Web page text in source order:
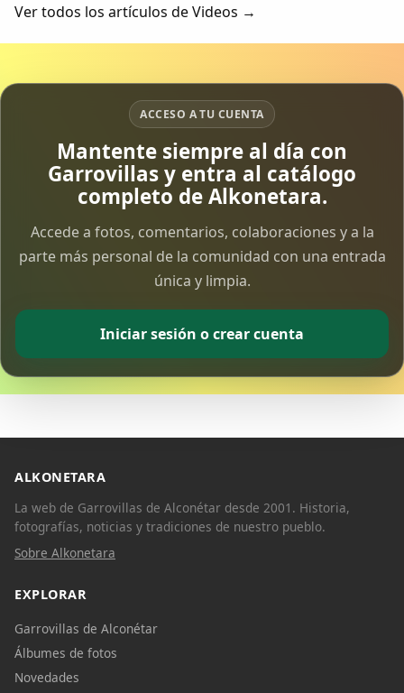
Ver todos los artículos de Videos →
ACCESO A TU CUENTA
Mantente siempre al día con
Garrovillas y entra al catálogo
completo de Alkonetara.
Accede a fotos, comentarios, colaboraciones y a la
parte más personal de la comunidad con una entrada
única y limpia.
Iniciar sesión o crear cuenta
ALKONETARA
La web de Garrovillas de Alconétar desde 2001. Historia,
fotografías, noticias y tradiciones de nuestro pueblo.
Sobre Alkonetara
EXPLORAR
Garrovillas de Alconétar
Álbumes de fotos
Novedades